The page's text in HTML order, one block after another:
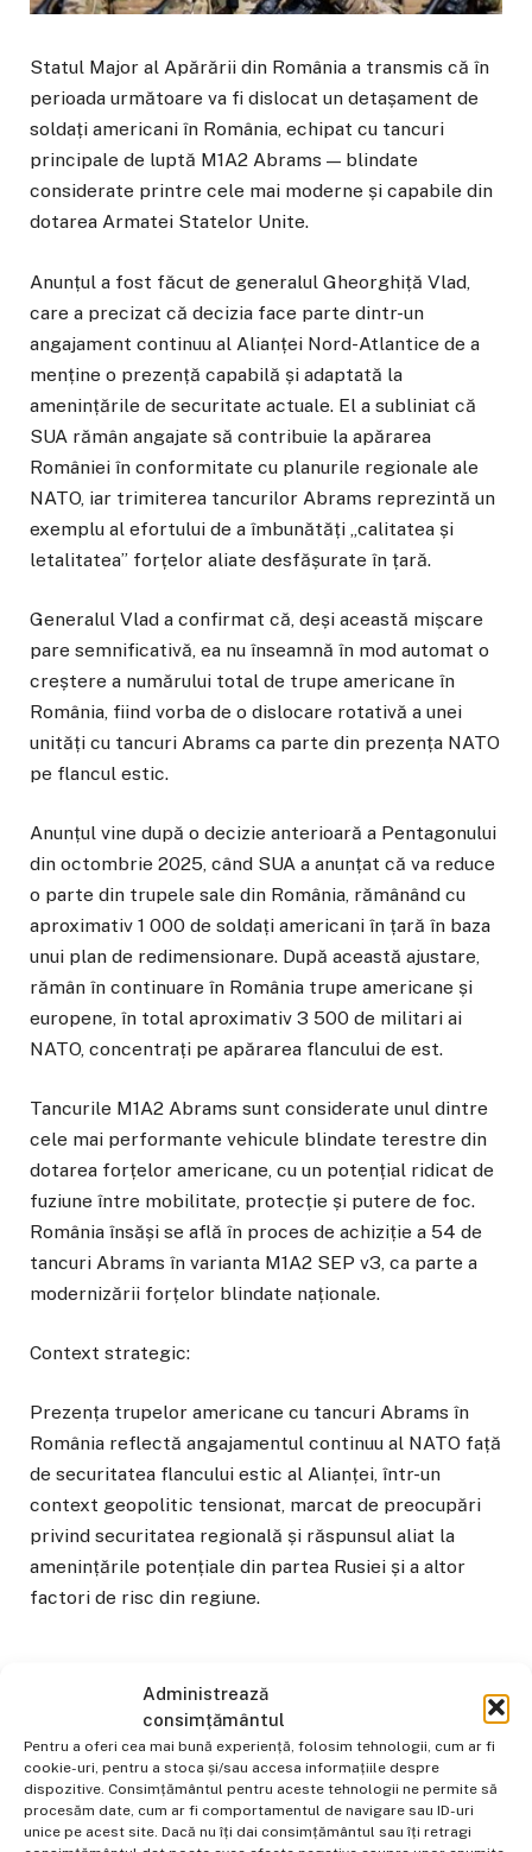
Administrează
consimțământul
Pentru a oferi cea mai bună experiență, folosim tehnologii, cum ar fi
cookie-uri, pentru a stoca și/sau accesa informațiile despre
dispozitive. Consimțământul pentru aceste tehnologii ne permite să
procesăm date, cum ar fi comportamentul de navigare sau ID-uri
unice pe acest site. Dacă nu îți dai consimțământul sau îți retragi
Statul Major al Apărării din România a transmis că în
perioada următoare va fi dislocat un detașament de
soldați americani în România, echipat cu tancuri
principale de luptă M1A2 Abrams — blindate
considerate printre cele mai moderne și capabile din
dotarea Armatei Statelor Unite.
Anunțul a fost făcut de generalul Gheorghiță Vlad,
care a precizat că decizia face parte dintr-un
angajament continuu al Alianței Nord-Atlantice de a
menține o prezență capabilă și adaptată la
amenințările de securitate actuale. El a subliniat că
SUA rămân angajate să contribuie la apărarea
României în conformitate cu planurile regionale ale
NATO, iar trimiterea tancurilor Abrams reprezintă un
exemplu al efortului de a îmbunătăți „calitatea și
letalitatea” forțelor aliate desfășurate în țară.
Generalul Vlad a confirmat că, deși această mișcare
pare semnificativă, ea nu înseamnă în mod automat o
creștere a numărului total de trupe americane în
România, fiind vorba de o dislocare rotativă a unei
unități cu tancuri Abrams ca parte din prezența NATO
pe flancul estic.
Anunțul vine după o decizie anterioară a Pentagonului
din octombrie 2025, când SUA a anunțat că va reduce
o parte din trupele sale din România, rămânând cu
aproximativ 1 000 de soldați americani în țară în baza
unui plan de redimensionare. După această ajustare,
rămân în continuare în România trupe americane și
europene, în total aproximativ 3 500 de militari ai
NATO, concentrați pe apărarea flancului de est.
Tancurile M1A2 Abrams sunt considerate unul dintre
cele mai performante vehicule blindate terestre din
dotarea forțelor americane, cu un potențial ridicat de
fuziune între mobilitate, protecție și putere de foc.
România însăși se află în proces de achiziție a 54 de
tancuri Abrams în varianta M1A2 SEP v3, ca parte a
modernizării forțelor blindate naționale.
Context strategic:
Prezența trupelor americane cu tancuri Abrams în
România reflectă angajamentul continuu al NATO față
de securitatea flancului estic al Alianței, într-un
context geopolitic tensionat, marcat de preocupări
privind securitatea regională și răspunsul aliat la
amenințările potențiale din partea Rusiei și a altor
factori de risc din regiune.
Transilvania News
Facebook Email WhatsApp
Copiaza